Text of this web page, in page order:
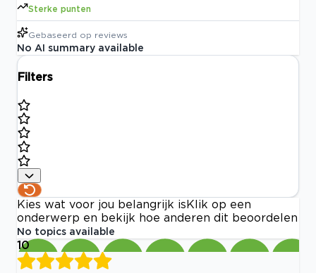
Sterke punten
Gebaseerd op reviews
No AI summary available
Filters
Kies wat voor jou belangrijk is Klik op een
onderwerp en bekijk hoe anderen dit beoordelen
No topics available
10